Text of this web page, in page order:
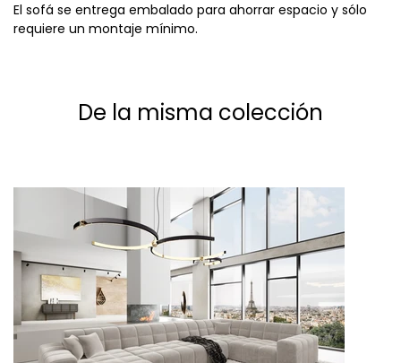
El sofá se entrega embalado para ahorrar espacio y sólo
requiere un montaje mínimo.
De la misma colección